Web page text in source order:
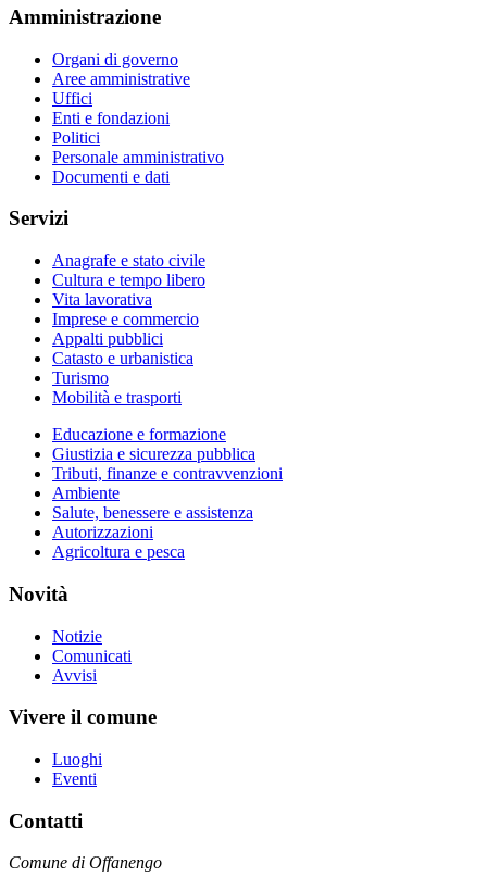
Amministrazione
Organi di governo
Aree amministrative
Uffici
Enti e fondazioni
Politici
Personale amministrativo
Documenti e dati
Servizi
Anagrafe e stato civile
Cultura e tempo libero
Vita lavorativa
Imprese e commercio
Appalti pubblici
Catasto e urbanistica
Turismo
Mobilità e trasporti
Educazione e formazione
Giustizia e sicurezza pubblica
Tributi, finanze e contravvenzioni
Ambiente
Salute, benessere e assistenza
Autorizzazioni
Agricoltura e pesca
Novità
Notizie
Comunicati
Avvisi
Vivere il comune
Luoghi
Eventi
Contatti
Comune di Offanengo